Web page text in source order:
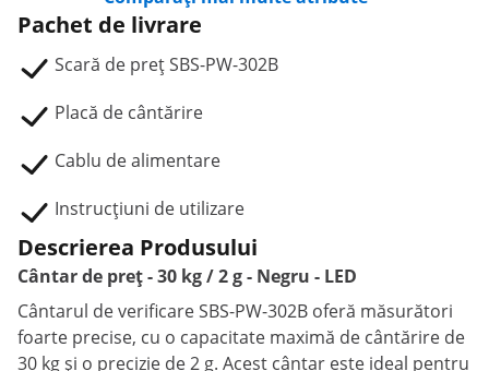
Pachet de livrare
Scară de preț SBS-PW-302B
Placă de cântărire
Cablu de alimentare
Instrucțiuni de utilizare
Descrierea Produsului
Cântar de preț - 30 kg / 2 g - Negru - LED
Cântarul de verificare SBS-PW-302B oferă măsurători
foarte precise, cu o capacitate maximă de cântărire de
30 kg și o precizie de 2 g. Acest cântar este ideal pentru